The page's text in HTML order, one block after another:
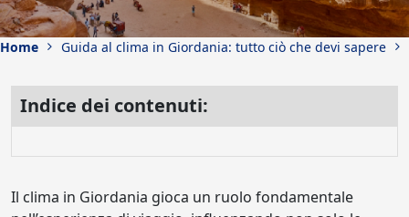
Home Guida al clima in Giordania: tutto ciò che devi sapere
Indice dei contenuti:
Il clima in Giordania gioca un ruolo fondamentale